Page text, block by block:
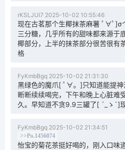
rKSLJUl7 2025-10-02 10:55:46
现在古茗那个生椰抹茶麻薯 ﾟ∀ﾟ]σ
三分糖，几乎所有的甜味都来源于
椰部分，上半的抹茶部分很苦很有
格
FyKmbBgq 2025-10-02 21:31:30
黑绿色的魔爪[ ﾟ∀。]只知道能提
断断续续喝完，下午和晚上心脏难
久。早知道不贪9.9三罐了[ ´_ゝ`]
FyKmbBgq 2025-10-02 21:34:51
>>Po.1456074
怡宝的菊花茶挺好喝的，刚入口味